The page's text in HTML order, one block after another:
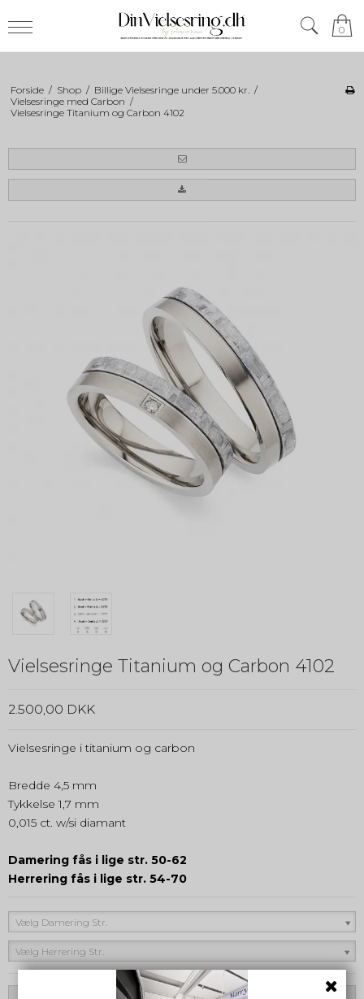
0
Forside / Shop / Billige Vielsesringe under 5.000 kr. /
Vielsesringe med Carbon /
Vielsesringe Titanium og Carbon 4102
Vielsesringe Titanium og Carbon 4102
2.500,00 DKK
Vielsesringe i titanium og carbon
Bredde 4,5 mm
Tykkelse 1,7 mm
0,015 ct. w/si diamant
Damering fås i lige str. 50-62
Herrering fås i lige str. 54-70
Vælg Damering Str.
Vælg Herrering Str.